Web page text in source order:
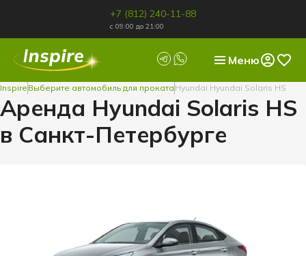
+7 (812) 240-11-88
с 09:00 до 21:00
Меню
Inspire Выберите автомобиль для проката Hyundai Hyundai Solaris HS
Аренда Hyundai Solaris HS
в Санкт-Петербурге